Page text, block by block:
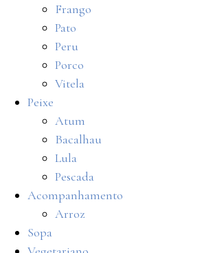
Frango
Pato
Peru
Porco
Vitela
Peixe
Atum
Bacalhau
Lula
Pescada
Acompanhamento
Arroz
Sopa